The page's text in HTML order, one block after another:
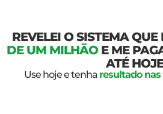
REVELEI O SISTEMA QUE
DE UM MILHÃO E ME
ATÉ HOJE
Use hoje e tenha resultado